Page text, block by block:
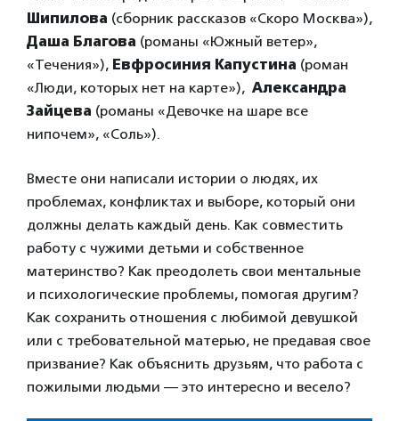
Шипилова (сборник рассказов «Скоро Москва»),
Даша Благова (романы «Южный ветер»,
«Течения»), Евфросиния Капустина (роман
«Люди, которых нет на карте»), Александра
Зайцева (романы «Девочке на шаре все
нипочем», «Соль»).
Вместе они написали истории о людях, их
проблемах, конфликтах и выборе, который они
должны делать каждый день. Как совместить
работу с чужими детьми и собственное
материнство? Как преодолеть свои ментальные
и психологические проблемы, помогая другим?
Как сохранить отношения с любимой девушкой
или с требовательной матерью, не предавая свое
призвание? Как объяснить друзьям, что работа с
пожилыми людьми — это интересно и весело?